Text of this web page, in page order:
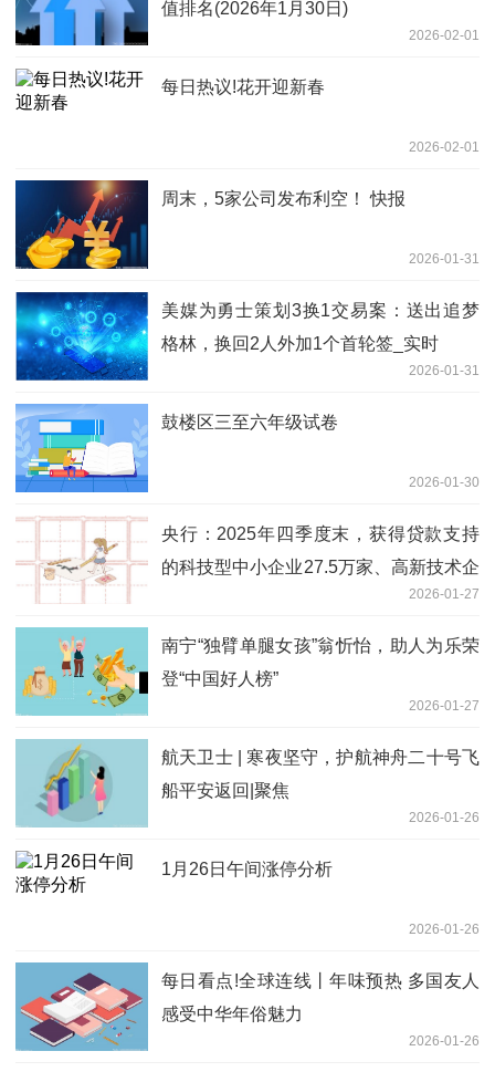
值排名(2026年1月30日)
2026-02-01
每日热议!花开迎新春
2026-02-01
周末，5家公司发布利空！ 快报
2026-01-31
美媒为勇士策划3换1交易案：送出追梦
格林，换回2人外加1个首轮签_实时
2026-01-31
鼓楼区三至六年级试卷
2026-01-30
央行：2025年四季度末，获得贷款支持
的科技型中小企业27.5万家、高新技术企
2026-01-27
南宁“独臂单腿女孩”翁忻怡，助人为乐荣
登“中国好人榜”
2026-01-27
航天卫士 | 寒夜坚守，护航神舟二十号飞
船平安返回|聚焦
2026-01-26
1月26日午间涨停分析
2026-01-26
每日看点!全球连线丨年味预热 多国友人
感受中华年俗魅力
2026-01-26